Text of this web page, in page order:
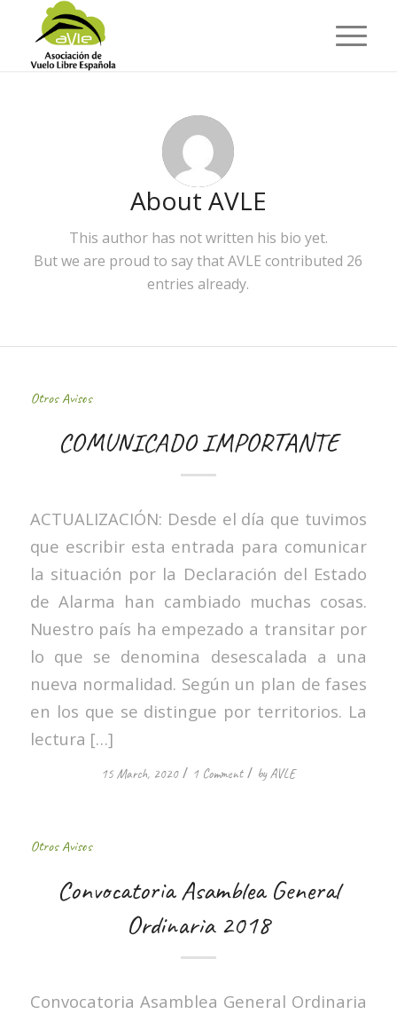
About AVLE
This author has not written his bio yet.
But we are proud to say thatAVLE contributed 26
entries already.
Otros Avisos
COMUNICADO IMPORTANTE
ACTUALIZACIÓN: Desde el día que tuvimos
que escribir esta entrada para comunicar
la situación por la Declaración del Estado
de Alarma han cambiado muchas cosas.
Nuestro país ha empezado a transitar por
lo que se denomina desescalada a una
nueva normalidad. Según un plan de fases
en los que se distingue por territorios. La
lectura […]
15 March, 2020 / 1 Comment / byAVLE
Otros Avisos
Convocatoria Asamblea General
Ordinaria 2018
Convocatoria Asamblea General Ordinaria